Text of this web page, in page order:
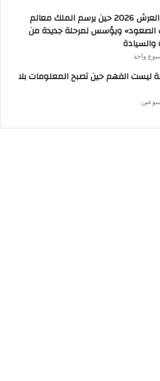
خطاب العرش 2026 حين يرسم الملك معالم
ويؤسس لمرحلة جديدة من
والسيادة
واحد
ليست الفهم حين تصبح المعلومات بلا